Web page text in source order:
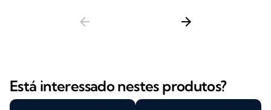
arrow_back arrow_forward
Está interessado nestes produtos?